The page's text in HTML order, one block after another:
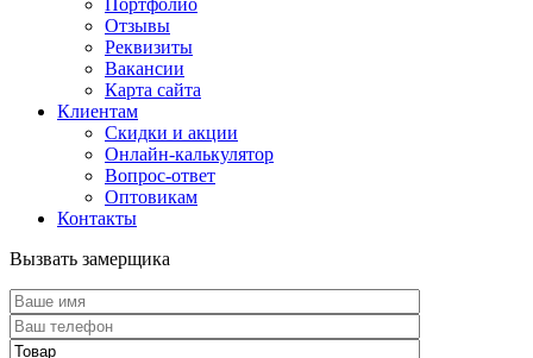
Портфолио
Отзывы
Реквизиты
Вакансии
Карта сайта
Клиентам
Скидки и акции
Онлайн-калькулятор
Вопрос-ответ
Оптовикам
Контакты
Вызвать замерщика